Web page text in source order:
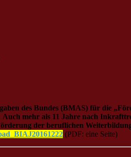
des Bundes (BMAS) für die
Auch mehr als 11 Jahre nach
der beruflichen
(PDF: eine Seite)